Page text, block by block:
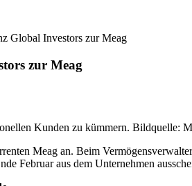
Global Investors zur Meag
zur Meag
Kunden zu kümmern. Bildquelle:
Meag an. Beim
Februar aus dem Unternehmen